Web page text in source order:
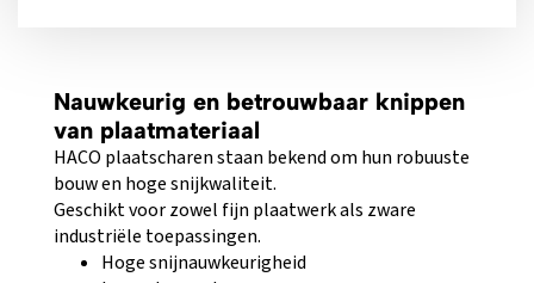
Nauwkeurig en betrouwbaar knippen
van plaatmateriaal
HACO plaatscharen staan bekend om hun robuuste
bouw en hoge snijkwaliteit.
Geschikt voor zowel fijn plaatwerk als zware
industriële toepassingen.
Hoge snijnauwkeurigheid